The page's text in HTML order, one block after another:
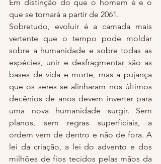
Em distinção do que o homem é e o
que se tornará a partir de 2061.
Sobretudo, evoluir é a camada mais
vertente que o tempo pode moldar
sobre a humanidade e sobre todas as
espécies, unir e desfragmentar são as
bases de vida e morte, mas a pujança
que os seres se alinharam nos últimos
decênios de anos devem inverter para
uma nova humanidade surgir. Sem
planos, sem regras superficiais, a
ordem vem de dentro e não de fora. A
lei da criação, a lei do advento e dos
milhões de fios tecidos pelas mãos da